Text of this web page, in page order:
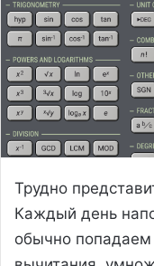
Трудно
Каждый день
обычно попадаем